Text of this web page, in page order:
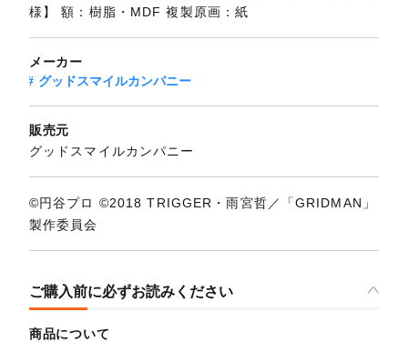
様】 額：樹脂・MDF 複製原画：紙
メーカー
グッドスマイルカンパニー
販売元
グッドスマイルカンパニー
©円谷プロ ©2018 TRIGGER・雨宮哲／「GRIDMAN」
製作委員会
ご購入前に必ずお読みください
商品について